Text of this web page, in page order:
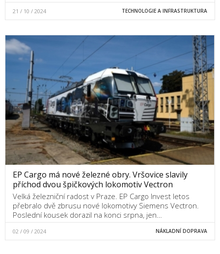
21 / 10 / 2024 TECHNOLOGIE A INFRASTRUKTURA
EP Cargo má nové železné obry. Vršovice slavily
příchod dvou špičkových lokomotiv Vectron
Velká železniční radost v Praze. EP Cargo Invest letos
přebralo dvě zbrusu nové lokomotivy Siemens Vectron.
Poslední kousek dorazil na konci srpna, jen…
02 / 09 / 2024 NÁKLADNÍ DOPRAVA